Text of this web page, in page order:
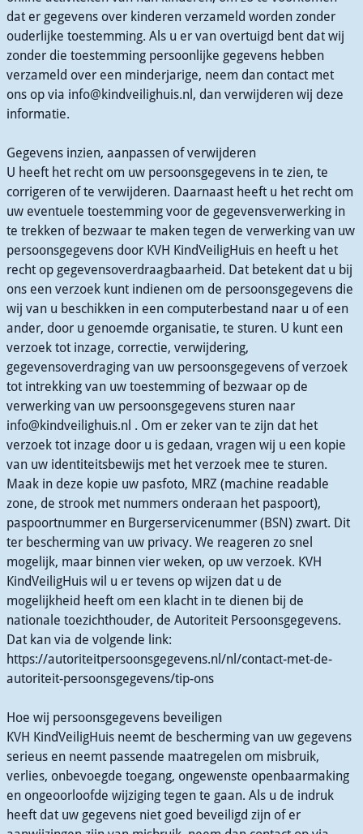
dat er gegevens over kinderen verzameld worden zonder
ouderlijke toestemming. Als u er van overtuigd bent dat wij
zonder die toestemming persoonlijke gegevens hebben
verzameld over een minderjarige, neem dan contact met
ons op via info@kindveilighuis.nl, dan verwijderen wij deze
informatie.
Gegevens inzien, aanpassen of verwijderen
U heeft het recht om uw persoonsgegevens in te zien, te
corrigeren of te verwijderen. Daarnaast heeft u het recht om
uw eventuele toestemming voor de gegevensverwerking in
te trekken of bezwaar te maken tegen de verwerking van uw
persoonsgegevens door KVH KindVeiligHuis en heeft u het
recht op gegevensoverdraagbaarheid. Dat betekent dat u bij
ons een verzoek kunt indienen om de persoonsgegevens die
wij van u beschikken in een computerbestand naar u of een
ander, door u genoemde organisatie, te sturen. U kunt een
verzoek tot inzage, correctie, verwijdering,
gegevensoverdraging van uw persoonsgegevens of verzoek
tot intrekking van uw toestemming of bezwaar op de
verwerking van uw persoonsgegevens sturen naar
info@kindveilighuis.nl . Om er zeker van te zijn dat het
verzoek tot inzage door u is gedaan, vragen wij u een kopie
van uw identiteitsbewijs met het verzoek mee te sturen.
Maak in deze kopie uw pasfoto, MRZ (machine readable
zone, de strook met nummers onderaan het paspoort),
paspoortnummer en Burgerservicenummer (BSN) zwart. Dit
ter bescherming van uw privacy. We reageren zo snel
mogelijk, maar binnen vier weken, op uw verzoek. KVH
KindVeiligHuis wil u er tevens op wijzen dat u de
mogelijkheid heeft om een klacht in te dienen bij de
nationale toezichthouder, de Autoriteit Persoonsgegevens.
Dat kan via de volgende link:
https://autoriteitpersoonsgegevens.nl/nl/contact-met-de-
autoriteit-persoonsgegevens/tip-ons
Hoe wij persoonsgegevens beveiligen
KVH KindVeiligHuis neemt de bescherming van uw gegevens
serieus en neemt passende maatregelen om misbruik,
verlies, onbevoegde toegang, ongewenste openbaarmaking
en ongeoorloofde wijziging tegen te gaan. Als u de indruk
heeft dat uw gegevens niet goed beveiligd zijn of er